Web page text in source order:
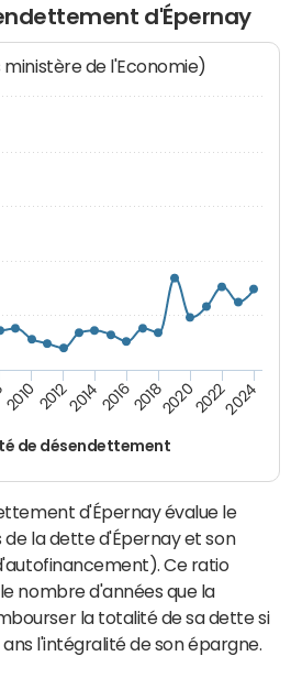
d'Épernay
ministère de l'Economie)
de désendettement
2010 2012201420162018202020222024
d'Épernay évalue le
la dette d'Épernay et son
Ce ratio
nombre d'années que la
la totalité de sa dette si
l'intégralité de son épargne.